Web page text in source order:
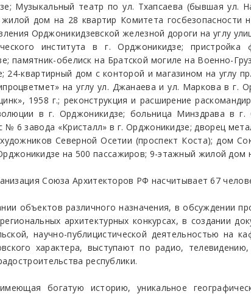
Музыкальный театр по ул. Тхапсаева (бывшая ул.
жилой дом на 28 квартир Комитета
Орджоникидзевской железной дороги на углу
института в г. Орджоникидзе; пристройка
памятник-обелиск на Братской могиле на Военно-
квартирный дом с конторой и магазином на углу
на углу ул. Джанаева и ул. Маркова в г.
1958 г.; реконструкция и расширение
в г. Орджоникидзе; больница Минздрава в
6 завода «Кристалл» в г. Орджоникидзе; дворец
Северной Осетии (проспект Коста); дом
на 500 пассажиров; 9-этажный жилой
Союза Архитекторов РФ насчитывает 67
объектов различного назначения, в обсуждении
архитектурных конкурсах, в создании
научно-публицистической деятельностью на
характера, выступают по радио,
республики.
богатую историю, уникальное